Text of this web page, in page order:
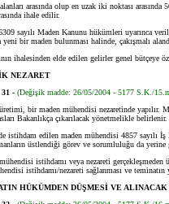
arasında olup en uzak iki noktası
ihale edilir.
sayılı Maden Kanunu hükümleri uyarınca
yeni bir maden bulunması halinde, çakışmalı
ihalesinden elde edilen gelirler genel bütçeye
NEZARET
- (Değişik madde: 26/05/2004 - 5177 S.K./
bir maden mühendisi nezaretinde
Bakanlıkça çıkarılacak yönetmelikle belirlenir.
istihdam edilen maden mühendisi 4857 sayılı
üstlendiği görev ve sorumluluğu da yerine
istihdamı veya nezareti gerçekleşmeden
istihdamı/nezareti sağlanması ve
HÜKÜMDEN DÜŞMESİ VE